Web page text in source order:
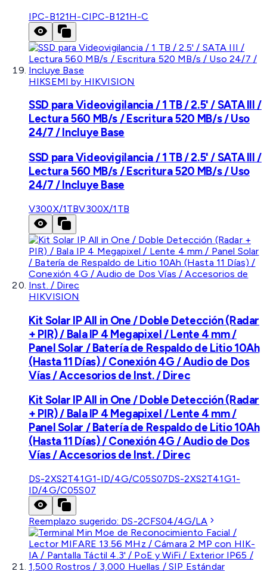
IPC-B121H-CIPC-B121H-C
HIKSEMI by HIKVISION
SSD para Videovigilancia / 1 TB / 2.5' / SATA III /
Lectura 560 MB/s / Escritura 520 MB/s / Uso
24/7 / Incluye Base
SSD para Videovigilancia / 1 TB / 2.5' / SATA III /
Lectura 560 MB/s / Escritura 520 MB/s / Uso
24/7 / Incluye Base
V300X/1TBV300X/1TB
HIKVISION
Kit Solar IP All in One / Doble Detección (Radar
+ PIR) / Bala IP 4 Megapixel / Lente 4 mm /
Panel Solar / Batería de Respaldo de Litio 10Ah
(Hasta 11 Días) / Conexión 4G / Audio de Dos
Vías / Accesorios de Inst. / Direc
Kit Solar IP All in One / Doble Detección (Radar
+ PIR) / Bala IP 4 Megapixel / Lente 4 mm /
Panel Solar / Batería de Respaldo de Litio 10Ah
(Hasta 11 Días) / Conexión 4G / Audio de Dos
Vías / Accesorios de Inst. / Direc
DS-2XS2T41G1-ID/4G/C05S07DS-2XS2T41G1-
ID/4G/C05S07
Reemplazo sugerido: DS-2CFS04/4G/LA